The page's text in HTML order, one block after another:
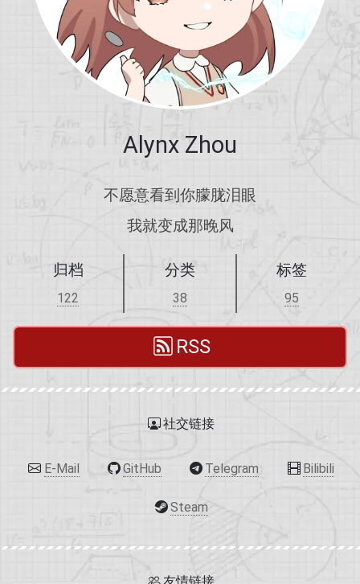
Alynx Zhou
不愿意看到你朦胧泪眼
我就变成那晚风
归档
122
分类
38
标签
95
RSS
社交链接
E-Mail GitHub Telegram Bilibili
Steam